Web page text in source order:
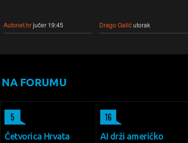
Autonet.hrjučer 19:45 Drago Galićutorak
FORUMU
Četvorica Hrvata
5
AI drži američko
16